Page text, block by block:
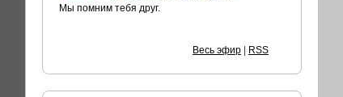
Мы помним тебя друг.
Весь эфир RSS